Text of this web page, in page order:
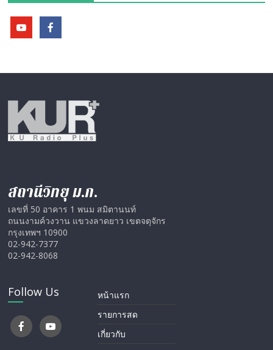
สถานีวิทยุ ม.ก.
เลขที่ 50 อาคาร 1 พนม สมิตานนท์
ถนนงามค์วงวาน แขวงลาดยาว เขตจตุจักร
กรุงเทพฯ 10900
02-942-7377
02-942-8068
Follow Us
หน้าแรก
รายการสด
เกี่ยวกับ